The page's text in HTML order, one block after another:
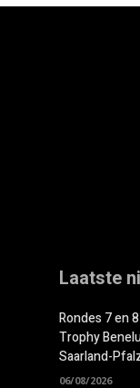
Laatste
Rondes 7 en
Trophy
Saarland-
06/08/2026